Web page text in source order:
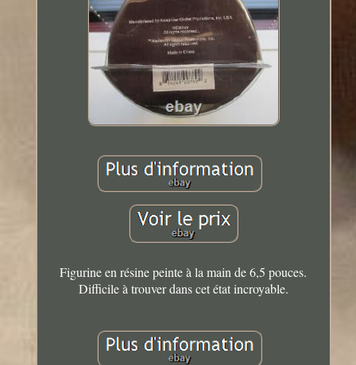
Figurine en résine peinte à la main de 6,5 pouces.
Difficile à trouver dans cet état incroyable.